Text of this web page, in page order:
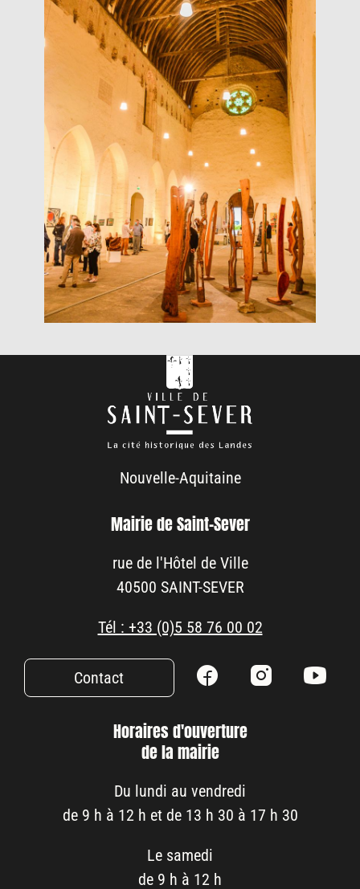
Nouvelle-Aquitaine
Mairie de Saint-Sever
rue de l'Hôtel de Ville
40500 SAINT-SEVER
Tél : +33 (0)5 58 76 00 02
Contact
Horaires d'ouverture
de la mairie
Du lundi au vendredi
de 9 h à 12 h et de 13 h 30 à 17 h 30
Le samedi
de 9 h à 12 h